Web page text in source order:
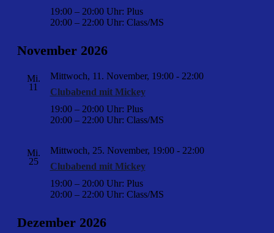
19:00 – 20:00 Uhr: Plus
20:00 – 22:00 Uhr: Class/MS
November 2026
Mi.
11
Clubabend mit Mickey
Mittwoch, 11. November, 19:00- 22:00
19:00 – 20:00 Uhr: Plus
20:00 – 22:00 Uhr: Class/MS
Mi.
25
Clubabend mit Mickey
Mittwoch, 25. November, 19:00- 22:00
19:00 – 20:00 Uhr: Plus
20:00 – 22:00 Uhr: Class/MS
Dezember 2026